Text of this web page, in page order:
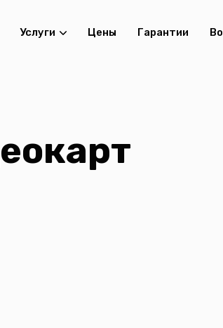
Услуги Цены Гарантии